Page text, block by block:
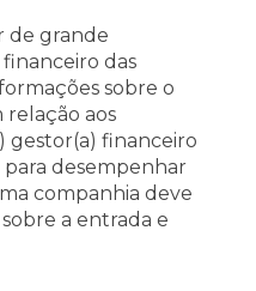
de grande
das
sobre o
relação aos
gestor(a) financeiro
desempenhar
companhia deve
a entrada e